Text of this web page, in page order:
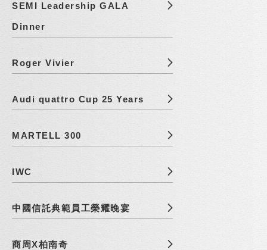
SEMI Leadership GALA
Dinner
Roger Vivier
Audi quattro Cup 25 Years
MARTELL 300
IWC
中國信託典範員工榮耀晚宴
商周X柏南奇